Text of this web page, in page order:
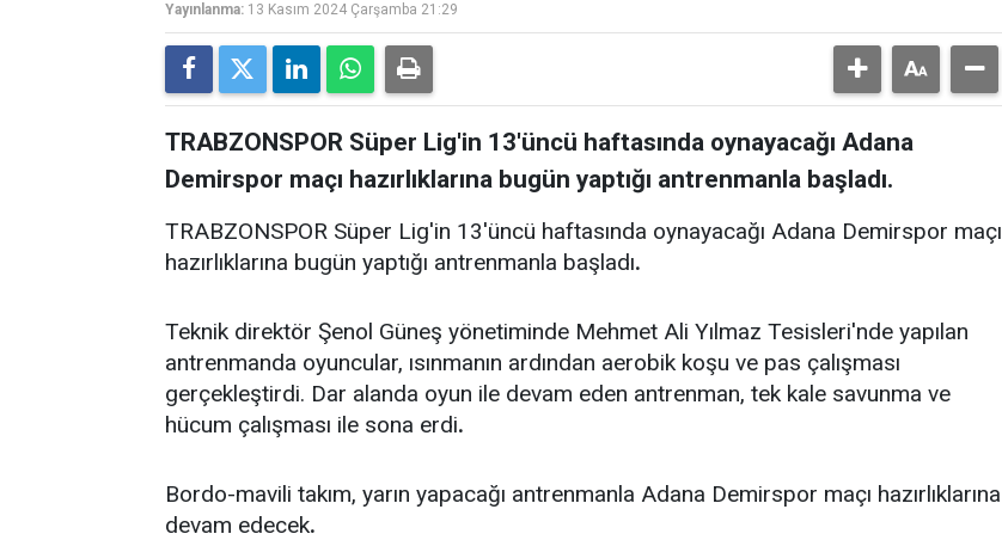
Yayınlanma: 13 Kasım 2024 Çarşamba 21:29
TRABZONSPOR Süper Lig'in 13'üncü haftasında oynayacağı Adana
Demirspor maçı hazırlıklarına bugün yaptığı antrenmanla başladı.
TRABZONSPOR Süper Lig'in 13'üncü haftasında oynayacağı Adana Demirspor maçı
hazırlıklarına bugün yaptığı antrenmanla başladı.
Teknik direktör Şenol Güneş yönetiminde Mehmet Ali Yılmaz Tesisleri'nde yapılan
antrenmanda oyuncular, ısınmanın ardından aerobik koşu ve pas çalışması
gerçekleştirdi. Dar alanda oyun ile devam eden antrenman, tek kale savunma ve
hücum çalışması ile sona erdi.
Bordo-mavili takım, yarın yapacağı antrenmanla Adana Demirspor maçı hazırlıklarına
devam edecek.